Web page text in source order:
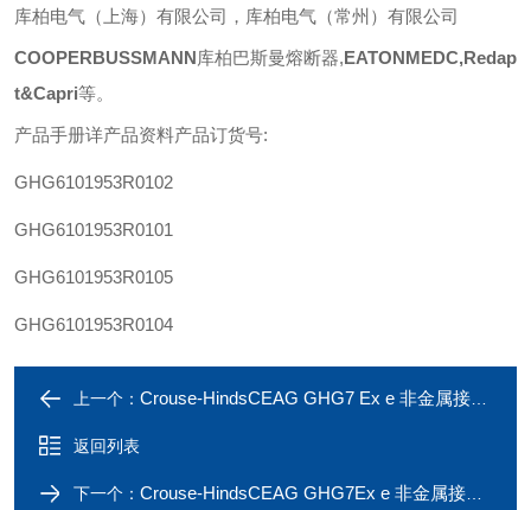
库柏电气（上海）有限公司，库柏电气（常州）有限公司
COOPERBUSSMANN库柏巴斯曼熔断器,EATONMEDC,Redap
t&Capri等。
产品手册详产品资料产品订货号:
GHG6101953R0102
GHG6101953R0101
GHG6101953R0105
GHG6101953R0104
上一个： Crouse-HindsCEAG GHG7 Ex e 非金属接线盒和端子盒
返回列表
下一个： Crouse-HindsCEAG GHG7Ex e 非金属接线盒和端子盒